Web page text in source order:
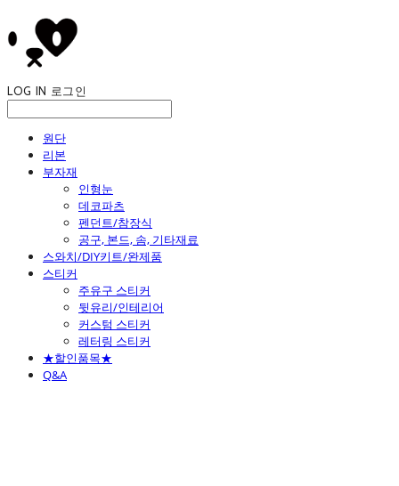
LOG IN 로그인
원단
리본
부자재
인형눈
데코파츠
펜던트/참장식
공구, 본드, 솜, 기타재료
스와치/DIY키트/완제품
스티커
주유구 스티커
뒷유리/인테리어
커스텀 스티커
레터링 스티커
★할인품목★
Q&A